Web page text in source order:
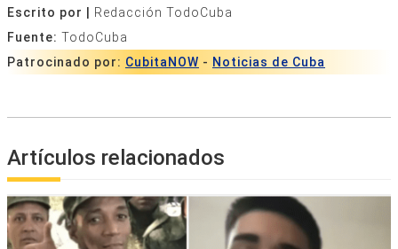
Escrito por |
Redacción TodoCuba
Fuente: TodoCuba
Patrocinado por: CubitaNOW - Noticias de Cuba
Artículos relacionados